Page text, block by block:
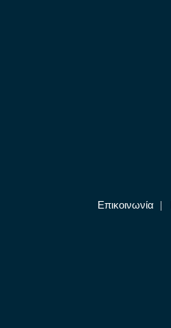
Επικοινωνία |